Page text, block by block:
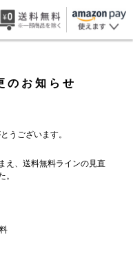
のお知らせ
うございます。
え、送料無料ラインの見直
。